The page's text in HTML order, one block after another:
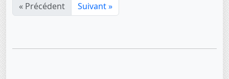
« Précédent Suivant »